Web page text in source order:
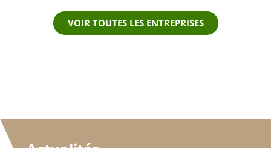
VOIR TOUTES LES ENTREPRISES